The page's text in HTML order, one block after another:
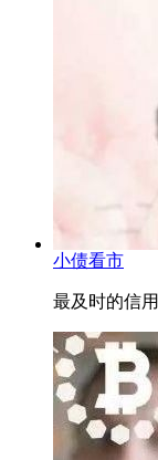
小债看市
最及时的信